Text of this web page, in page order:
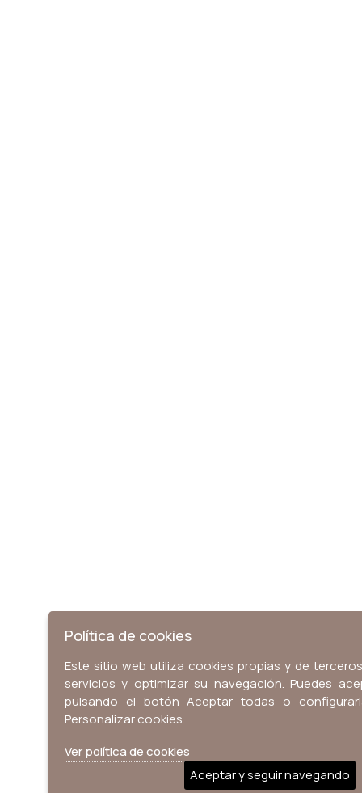
Política de cookies
Este sitio web utiliza cookies propias y de
servicios y optimizar su navegación. Puedes
pulsando el botón Aceptar todas o
Personalizar cookies.
Ver política de cookies
Aceptar y seguir navegando